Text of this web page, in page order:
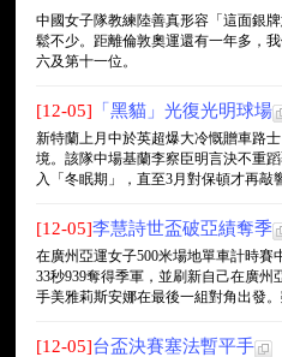
中國女子隊教練陸善真形容「這面銀
鬆不少。距離倫敦奧運還有一年多，
六及第十一位。
[12-05] 「黑貓」光復光明球場
新特蘭上月中於英超爆大冷慨贈車路
境。該隊中場基蘭李察臣明言決不重
入「冬眠期」，直至3月對保頓才再敲
[12-05]李慧詩世盃破亞績奪季
在廣州亞運女子500米場地單車計時
33秒939奪得季軍，並刷新自己在廣
手美雅莉斯安娜在最後一組對角出發。
[12-05]台盃決賽塞法暫平手